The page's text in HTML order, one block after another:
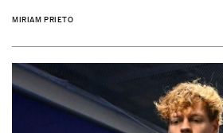
MIRIAM PRIETO